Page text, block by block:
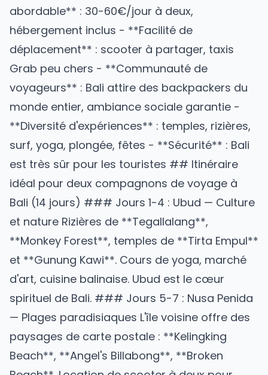
abordable** : 30-60€/jour à deux,
hébergement inclus - **Facilité de
déplacement** : scooter à partager, taxis
Grab peu chers - **Communauté de
voyageurs** : Bali attire des backpackers du
monde entier, ambiance sociale garantie -
**Diversité d'expériences** : temples, rizières,
surf, yoga, plongée, fêtes - **Sécurité** : Bali
est très sûr pour les touristes ## Itinéraire
idéal pour deux compagnons de voyage à
Bali (14 jours) ### Jours 1-4 : Ubud — Culture
et nature Rizières de **Tegallalang**,
**Monkey Forest**, temples de **Tirta Empul**
et **Gunung Kawi**. Cours de yoga, marché
d'art, cuisine balinaise. Ubud est le cœur
spirituel de Bali. ### Jours 5-7 : Nusa Penida
— Plages paradisiaques L'île voisine offre des
paysages de carte postale : **Kelingking
Beach**, **Angel's Billabong**, **Broken